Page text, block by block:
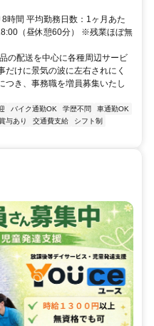
時間 平均勤務日数：1ヶ月あた
（昼休憩60分） ※残業ほぼ無
の配送を中心に各種周辺サービ
だけに景気の波に左右されにく
つき、事務職を増員募集いたし
バイク通勤OK 学歴不問
車通勤OK
与あり 交通費支給
シフト制